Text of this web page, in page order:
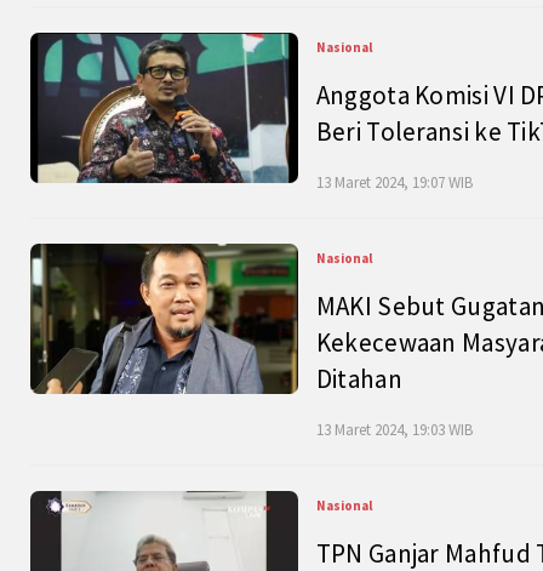
Nasional
Anggota Komisi VI
Beri Toleransi ke
13 Maret 2024, 19:07 WIB
Nasional
MAKI Sebut
Kekecewaan
Ditahan
13 Maret 2024, 19:03 WIB
Nasional
TPN Ganjar